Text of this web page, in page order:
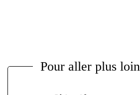
Pour aller plus loin